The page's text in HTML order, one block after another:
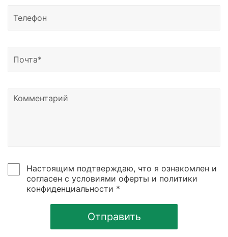
Доставка возможна в Казахстан, Узбекистан и
нам на почту или позвонить по номеру телефона,
Настоящим подтверждаю, что я ознакомлен и
согласен с условиями оферты и политики
конфиденциальности *
Отправить